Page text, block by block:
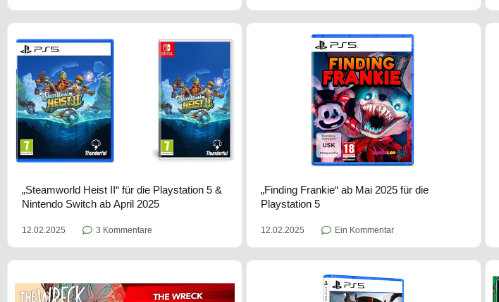
„Steamworld Heist II“ für die Playstation 5 &
Nintendo Switch ab April 2025
12.02.2025 3 Kommentare
„Finding Frankie“ ab Mai 2025 für die
Playstation 5
12.02.2025 Ein Kommentar